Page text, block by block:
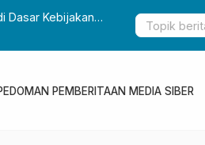
Dasar Kebijakan
Gubernur Sulbar
Pembangunan
PEMBERITAAN MEDIA SIBER